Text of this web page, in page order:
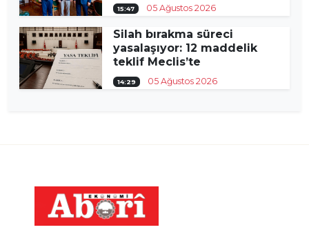
15:47 05 Ağustos 2026
Silah bırakma süreci
yasalaşıyor: 12 maddelik
teklif Meclis’te
14:29 05 Ağustos 2026